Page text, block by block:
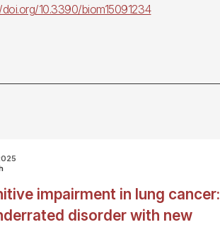
10.3390/biom15091234
impairment in lung cancer:
disorder with new